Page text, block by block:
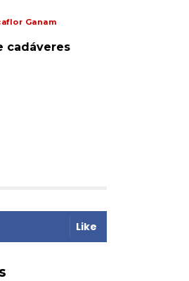
Ganam
cadáveres
Like